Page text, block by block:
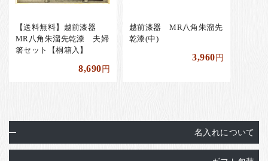
【送料無料】越前漆器
MR八角朱溜先乾漆 夫婦
箸セット【桐箱入】
8,690円
越前漆器 MR八角朱溜先
乾漆(中)
3,960円
名入れについて